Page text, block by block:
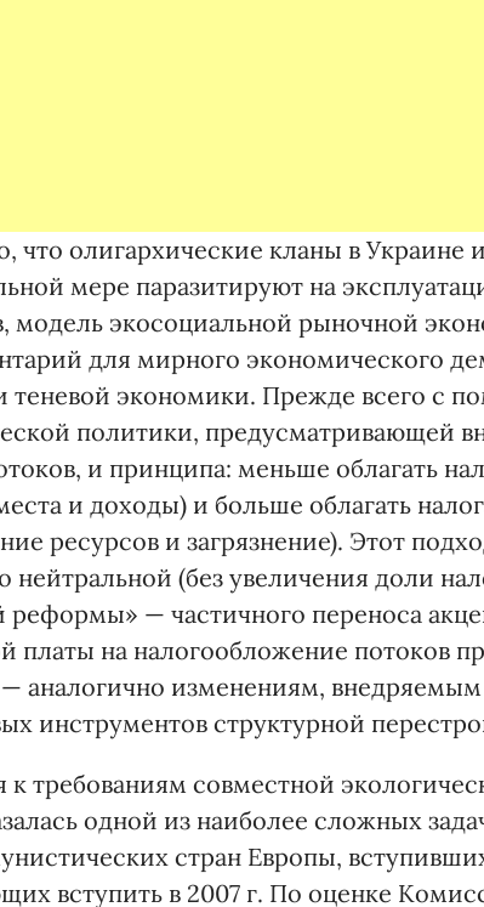
что олигархические кланы в
мере паразитируют на
модель экосоциальной рыночной
для мирного экономического
теневой экономики. Прежде всего с
политики, предусматривающей
и принципа: меньше облагать
и доходы) и больше облагать
ресурсов и загрязнение). Этот
нейтральной (без увеличения доли
реформы» — частичного переноса
платы на налогообложение потоков
аналогично изменениям,
инструментов структурной
к требованиям совместной
одной из наиболее сложных
стран Европы,
вступить в 2007 г. По оценке